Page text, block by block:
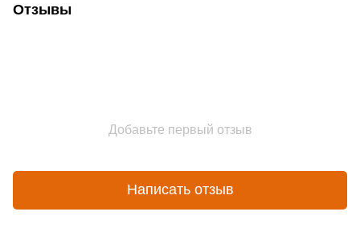
Отзывы
Добавьте первый отзыв
Написать отзыв